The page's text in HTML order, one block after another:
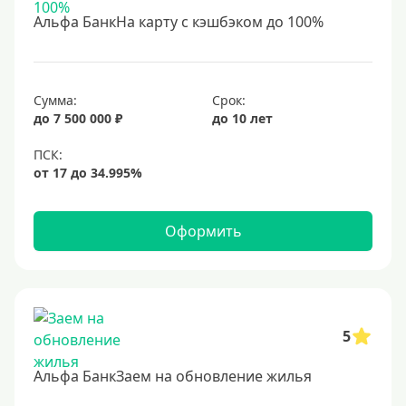
С 18 лет
С 21 года
С 22 лет
С 23 лет
В декрете
Без обеспечения
Без залога
В банке под залог
Альфа БанкНа карту с кэшбэком до 100%
Сумма:
до 7 500 000 ₽
Срок:
до 10 лет
Оформить
5
Альфа БанкЗаем на обновление жилья